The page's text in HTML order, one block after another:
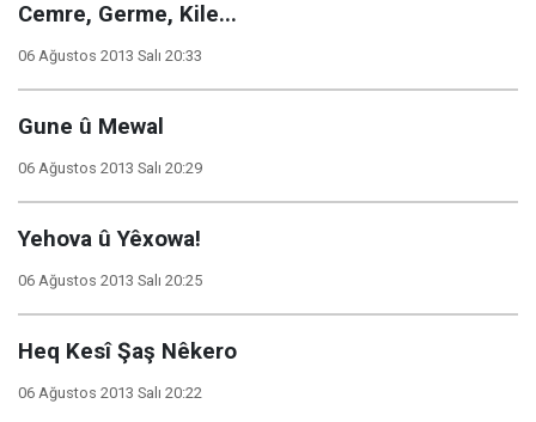
Cemre, Germe, Kile...
06 Ağustos 2013 Salı 20:33
Gune û Mewal
06 Ağustos 2013 Salı 20:29
Yehova û Yêxowa!
06 Ağustos 2013 Salı 20:25
Heq Kesî Şaş Nêkero
06 Ağustos 2013 Salı 20:22